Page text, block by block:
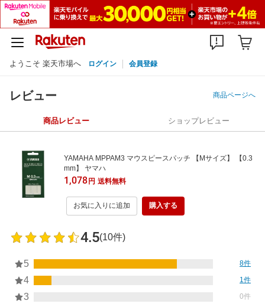
ようこそ 楽天市場へ ログイン 会員登録
レビュー 商品ページへ
商品レビュー ショップレビュー
YAMAHA MPPAM3 マウスピースパッチ 【Mサイズ】 【0.3
mm】 ヤマハ
1,078円 送料無料
お気に入りに追加 購入する
4.5(10件)
5 8件
4 1件
3 0件